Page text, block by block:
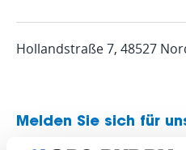
Hollandstraße 7, 48527
Melden Sie sich für